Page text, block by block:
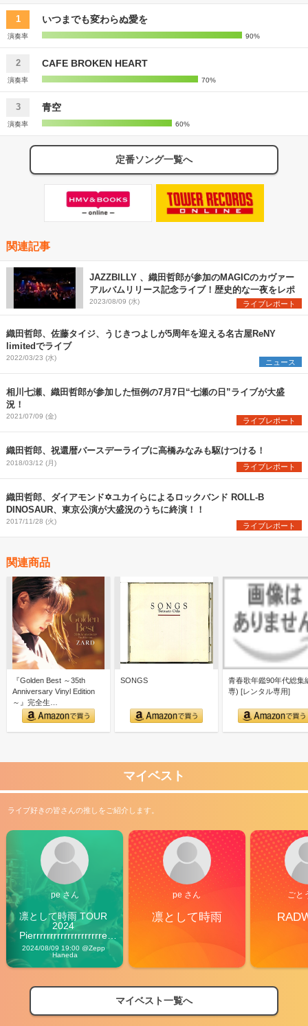
1 いつまでも変わらぬ愛を
演奏率 90%
2 CAFE BROKEN HEART
演奏率 70%
3 青空
演奏率 60%
定番ソング一覧へ
関連記事
JAZZBILLY 、織田哲郎が参加のMAGICのカヴァー
アルバムリリース記念ライブ！歴史的な一夜をレポ
2023/08/09 (水) ライブレポート
織田哲郎、佐藤タイジ、うじきつよしが5周年を迎える名古屋ReNY
limitedでライブ
2022/03/23 (水) ニュース
相川七瀬、織田哲郎が参加した恒例の7月7日“七瀬の日”ライブが大盛
況！
2021/07/09 (金) ライブレポート
織田哲郎、祝還暦バースデーライブに高橋みなみも駆けつける！
2018/03/12 (月) ライブレポート
織田哲郎、ダイアモンド✡ユカイらによるロックバンド ROLL-B
DINOSAUR、東京公演が大盛況のうちに終演！！
2017/11/28 (火) ライブレポート
関連商品
『Golden Best ～35th
Anniversary Vinyl Edition
～』完全生…
SONGS
青春歌年鑑90年代総集
専) [レンタル専用]
マイベスト
ライブ好きの皆さんの推しをご紹介します。
pe さん
凛として時雨 TOUR
2024
Pierrrrrrrrrrrrrrrrrrrre
Vibes
2024/08/09 19:00 @Zepp
Haneda
pe さん
凛として時雨
ごと
マイベスト一覧へ